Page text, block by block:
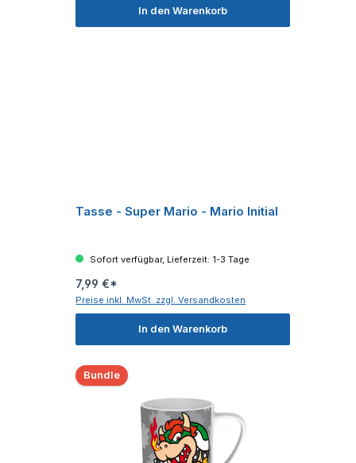
In den Warenkorb
Tasse - Super Mario - Mario Initial
Sofort verfügbar, Lieferzeit: 1-3 Tage
7,99 €*
Preise inkl. MwSt. zzgl. Versandkosten
In den Warenkorb
Bundle